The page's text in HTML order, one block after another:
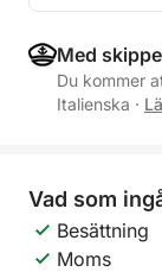
Med
Du kommer
Italienska ·
Vad som
Besättning
Moms